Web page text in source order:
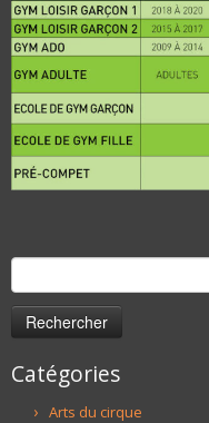
Rechercher :
Catégories
Arts du cirque